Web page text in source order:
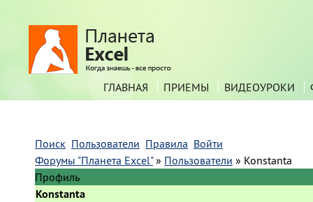
ГЛАВНАЯ ПРИЕМЫ ВИДЕОУРОКИ
Поиск Пользователи Правила Войти
Форумы "Планета Excel" » Пользователи » Konstanta
Профиль
Konstanta